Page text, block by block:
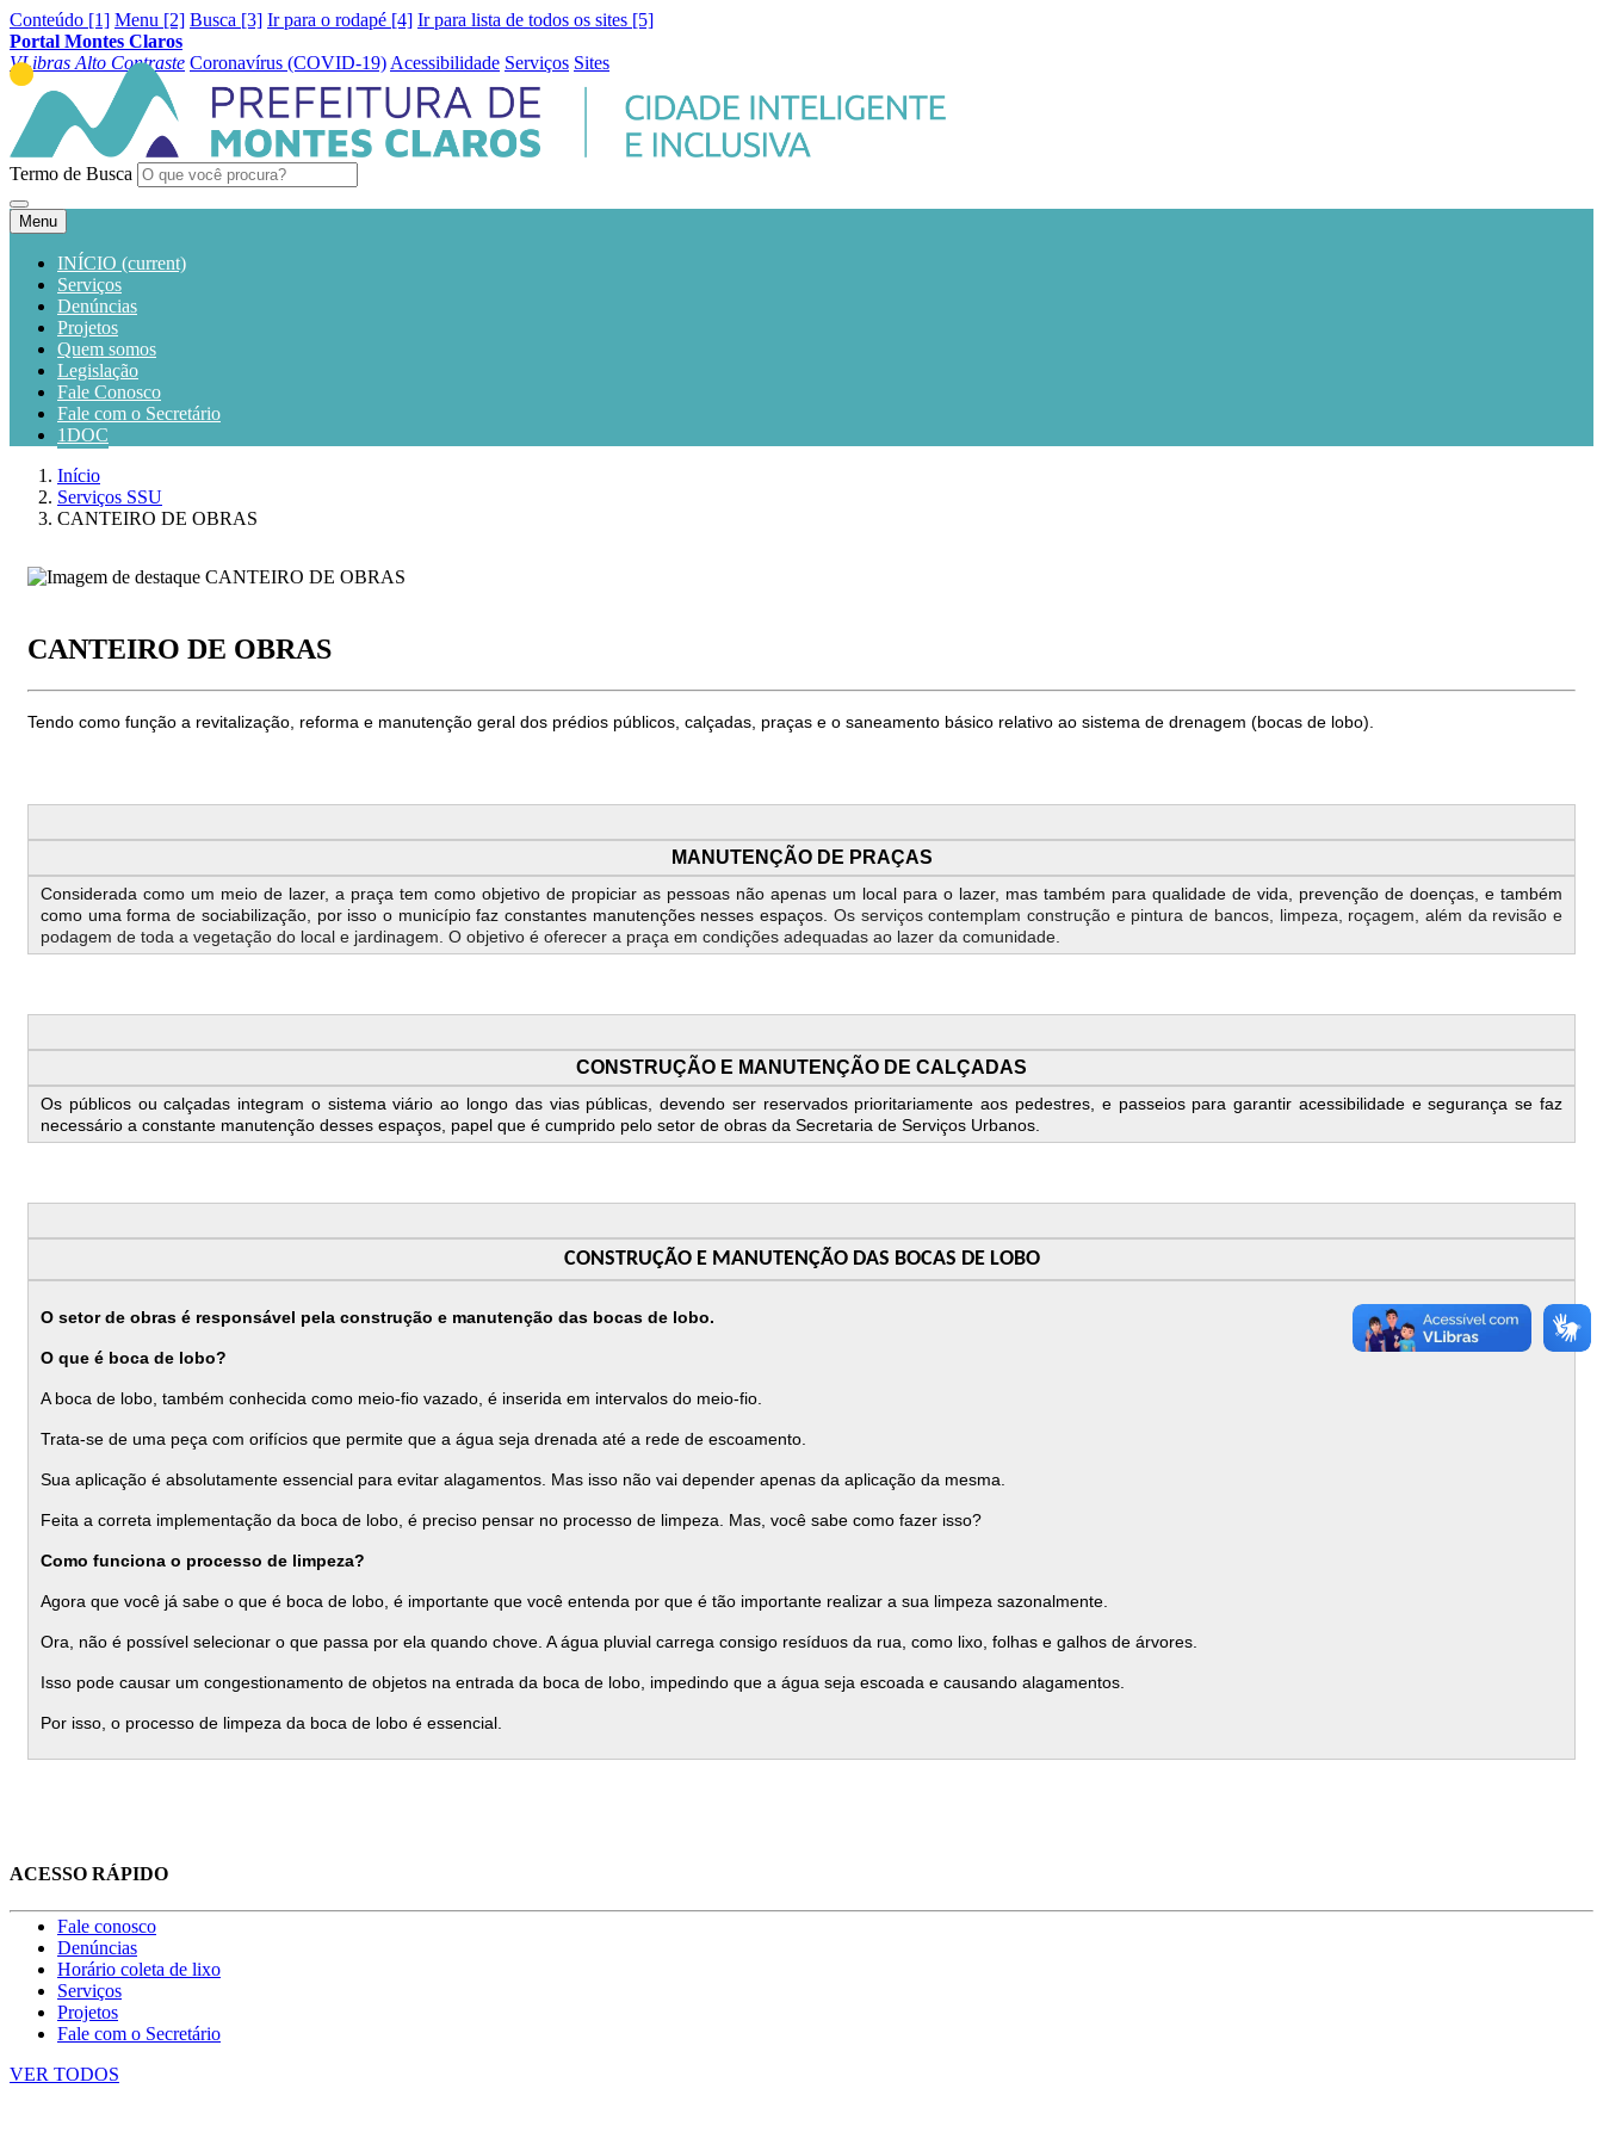
Conteúdo [1] Menu [2] Busca [3] Ir para o rodapé [4] Ir para lista de todos os sites [5]
Portal Montes Claros
VLibras Alto Contraste Coronavírus (COVID-19) Acessibilidade Serviços Sites
Termo de Busca
Menu
INÍCIO (current)
Serviços
Denúncias
Projetos
Quem somos
Legislação
Fale Conosco
Fale com o Secretário
1DOC
Início
Serviços SSU
CANTEIRO DE OBRAS
CANTEIRO DE OBRAS
Tendo como função a revitalização, reforma e manutenção geral dos prédios públicos, calçadas, praças e o saneamento básico relativo ao sistema de drenagem (bocas de lobo).
MANUTENÇÃO DE PRAÇAS
Considerada como um meio de lazer, a praça tem como objetivo de propiciar as pessoas não apenas um local para o lazer, mas também para qualidade de vida, prevenção de doenças, e também
como uma forma de sociabilização, por isso o município faz constantes manutenções nesses espaços. Os serviços contemplam construção e pintura de bancos, limpeza, roçagem, além da revisão e
podagem de toda a vegetação do local e jardinagem. O objetivo é oferecer a praça em condições adequadas ao lazer da comunidade.
CONSTRUÇÃO E MANUTENÇÃO DE CALÇADAS
Os públicos ou calçadas integram o sistema viário ao longo das vias públicas, devendo ser reservados prioritariamente aos pedestres, e passeios para garantir acessibilidade e segurança se faz
necessário a constante manutenção desses espaços, papel que é cumprido pelo setor de obras da Secretaria de Serviços Urbanos.
CONSTRUÇÃO E MANUTENÇÃO DAS BOCAS DE LOBO
O setor de obras é responsável pela construção e manutenção das bocas de lobo.
O que é boca de lobo?
A boca de lobo, também conhecida como meio-fio vazado, é inserida em intervalos do meio-fio.
Trata-se de uma peça com orifícios que permite que a água seja drenada até a rede de escoamento.
Sua aplicação é absolutamente essencial para evitar alagamentos. Mas isso não vai depender apenas da aplicação da mesma.
Feita a correta implementação da boca de lobo, é preciso pensar no processo de limpeza. Mas, você sabe como fazer isso?
Como funciona o processo de limpeza?
Agora que você já sabe o que é boca de lobo, é importante que você entenda por que é tão importante realizar a sua limpeza sazonalmente.
Ora, não é possível selecionar o que passa por ela quando chove. A água pluvial carrega consigo resíduos da rua, como lixo, folhas e galhos de árvores.
Isso pode causar um congestionamento de objetos na entrada da boca de lobo, impedindo que a água seja escoada e causando alagamentos.
Por isso, o processo de limpeza da boca de lobo é essencial.
ACESSO RÁPIDO
Fale conosco
Denúncias
Horário coleta de lixo
Serviços
Projetos
Fale com o Secretário
VER TODOS